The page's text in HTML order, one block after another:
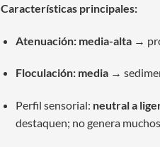
Características principales:
Atenuación: media-alta→
Floculación: media→
Perfil sensorial: neutral a
destaquen; no genera